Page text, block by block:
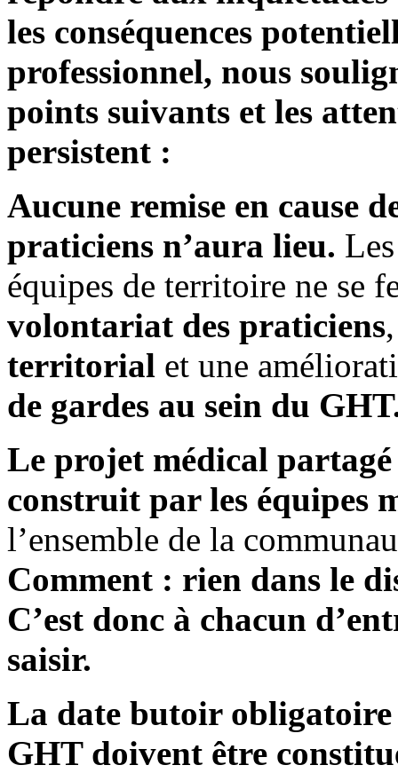
les conséquences
professionnel, nous
points suivants et les
persistent :
Aucune remise en cause
praticiens n’aura lieu.
équipes de territoire ne se
volontariat des praticiens
territorial et une
de gardes au sein du
Le projet médical partagé
construit par les équipes
l’ensemble de la
Comment : rien dans le
C’est donc à chacun
saisir.
La date butoir
GHT doivent être